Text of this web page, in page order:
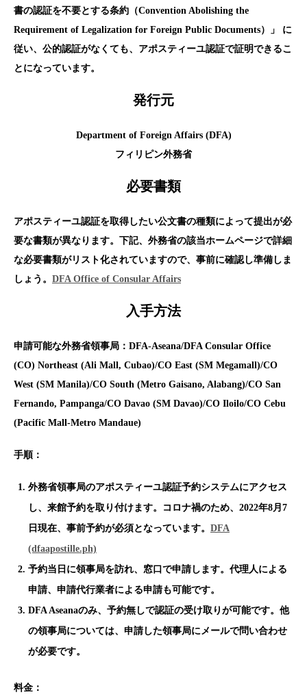
書の認証を不要とする条約（Convention Abolishing the
Requirement of Legalization for Foreign Public Documents）」 に
従い、公的認証がなくても、アポスティーユ認証で証明できるこ
とになっています。
発行元
Department of Foreign Affairs (DFA)
フィリピン外務省
必要書類
アポスティーユ認証を取得したい公文書の種類によって提出が必
要な書類が異なります。下記、外務省の該当ホームページで詳細
な必要書類がリスト化されていますので、事前に確認し準備しま
しょう。 DFA Office of Consular Affairs
入手方法
申請可能な外務省領事局：DFA-Aseana/DFA Consular Office
(CO) Northeast (Ali Mall, Cubao)/CO East (SM Megamall)/CO
West (SM Manila)/CO South (Metro Gaisano, Alabang)/CO San
Fernando, Pampanga/CO Davao (SM Davao)/CO Iloilo/CO Cebu
(Pacific Mall-Metro Mandaue)
手順：
外務省領事局のアポスティーユ認証予約システムにアクセス
し、来館予約を取り付けます。コロナ禍のため、2022年8月7
日現在、事前予約が必須となっています。 DFA
(dfaapostille.ph)
予約当日に領事局を訪れ、窓口で申請します。代理人による
申請、申請代行業者による申請も可能です。
DFA Aseanaのみ、予約無しで認証の受け取りが可能です。他
の領事局については、申請した領事局にメールで問い合わせ
が必要です。
料金：